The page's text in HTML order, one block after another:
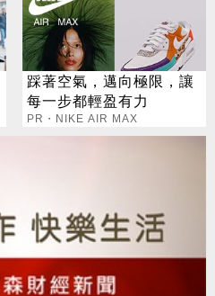
踩著空氣，邁向極限，讓
每一步都輕盈有力
PR・NIKE AIR MAX